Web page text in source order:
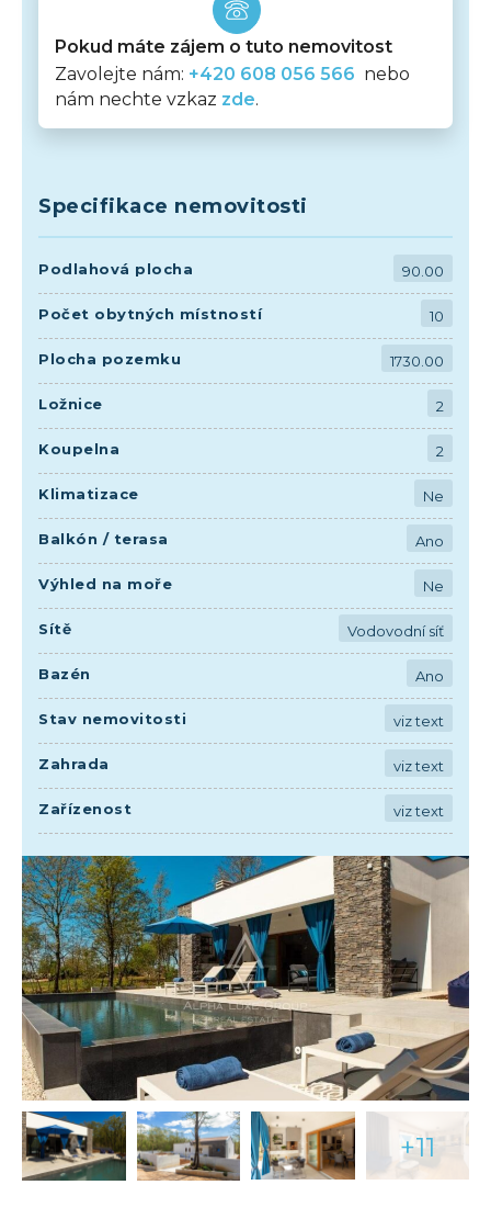
+11
Pokud máte zájem o tuto nemovitost
Zavolejte nám: +420 608 056 566 nebo
nám nechte vzkaz zde.
Specifikace nemovitosti
Podlahová plocha 90.00
Počet obytných místností 10
Plocha pozemku 1730.00
Ložnice 2
Koupelna 2
Klimatizace Ne
Balkón / terasa Ano
Výhled na moře Ne
Sítě Vodovodní síť
Bazén Ano
Stav nemovitosti viz text
Zahrada viz text
Zařízenost viz text